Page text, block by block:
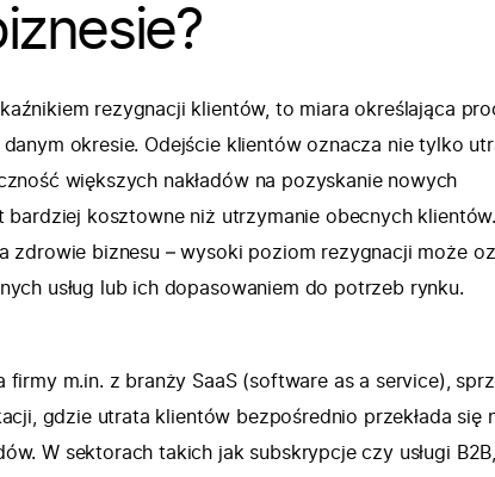
rezygnacji klientów, to miara określająca
okresie. Odejście klientów oznacza nie tylko
większych nakładów na pozyskanie nowych
kosztowne niż utrzymanie obecnych klientów.
zdrowie biznesu – wysoki poziom rezygnacji może
usług lub ich dopasowaniem do potrzeb rynku.
firmy m.in. z branży SaaS (software as a service),
gdzie utrata klientów bezpośrednio przekłada się
W sektorach takich jak subskrypcje czy usługi